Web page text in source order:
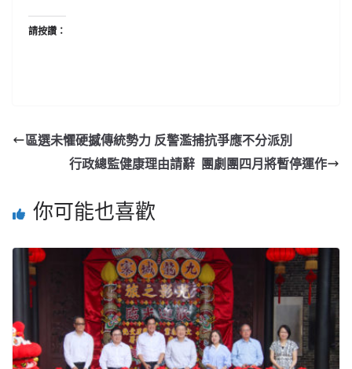
請按讚：
區選未懼硬撼傳統勢力 反警濫捕抗爭應不分派別
行政總監健康理由請辭 團劇團四月將暫停運作
你可能也喜歡